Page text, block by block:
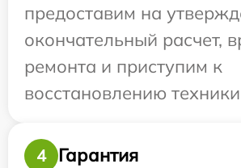
предоставим на
окончательный расчет,
ремонта и приступим к
восстановлению
4
Гарантия